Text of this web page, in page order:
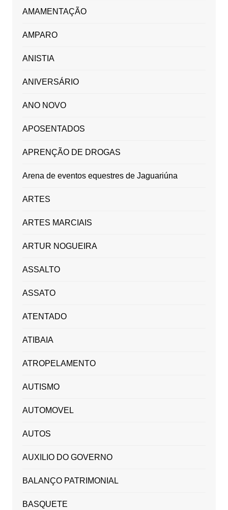
AMAMENTAÇÃO
AMPARO
ANISTIA
ANIVERSÁRIO
ANO NOVO
APOSENTADOS
APRENÇÃO DE DROGAS
Arena de eventos equestres de Jaguariúna
ARTES
ARTES MARCIAIS
ARTUR NOGUEIRA
ASSALTO
ASSATO
ATENTADO
ATIBAIA
ATROPELAMENTO
AUTISMO
AUTOMOVEL
AUTOS
AUXILIO DO GOVERNO
BALANÇO PATRIMONIAL
BASQUETE